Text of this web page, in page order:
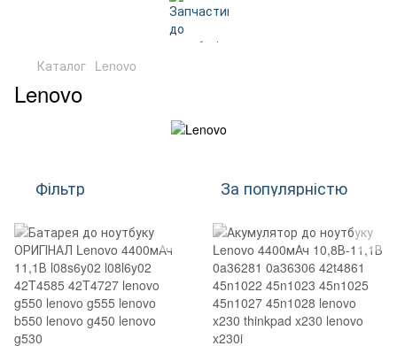
Каталог Lenovo
Lenovo
Фільтр За популярністю